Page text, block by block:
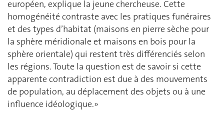
européen, explique la jeune chercheuse. Cette
homogénéité contraste avec les pratiques funéraires
et des types d’habitat (maisons en pierre sèche pour
la sphère méridionale et maisons en bois pour la
sphère orientale) qui restent très différenciés selon
les régions. Toute la question est de savoir si cette
apparente contradiction est due à des mouvements
de population, au déplacement des objets ou à une
influence idéologique.»